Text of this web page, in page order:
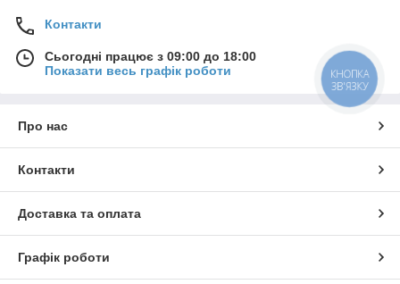
Контакти
Сьогодні працює з 09:00 до 18:00
Показати весь графік роботи
Про нас
Контакти
Доставка та оплата
Графік роботи
КНОПКА
ЗВ'ЯЗКУ